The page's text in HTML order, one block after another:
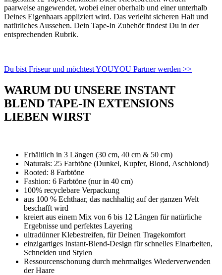
paarweise angewendet, wobei einer oberhalb und einer unterhalb
Deines Eigenhaars appliziert wird. Das verleiht sicheren Halt und
natürliches Aussehen. Dein Tape-In Zubehör findest Du in der
entsprechenden Rubrik.
Du bist Friseur und möchtest YOUYOU Partner werden >>
WARUM DU UNSERE INSTANT
BLEND TAPE-IN EXTENSIONS
LIEBEN WIRST
Erhältlich in 3 Längen (30 cm, 40 cm & 50 cm)
Naturals: 25 Farbtöne (Dunkel, Kupfer, Blond, Aschblond)
Rooted: 8 Farbtöne
Fashion: 6 Farbtöne (nur in 40 cm)
100% recyclebare Verpackung
aus 100 % Echthaar, das nachhaltig auf der ganzen Welt
beschafft wird
kreiert aus einem Mix von 6 bis 12 Längen für natürliche
Ergebnisse und perfektes Layering
ultradünner Klebestreifen, für Deinen Tragekomfort
einzigartiges Instant-Blend-Design für schnelles Einarbeiten,
Schneiden und Stylen
Ressourcenschonung durch mehrmaliges Wiederverwenden
der Haare